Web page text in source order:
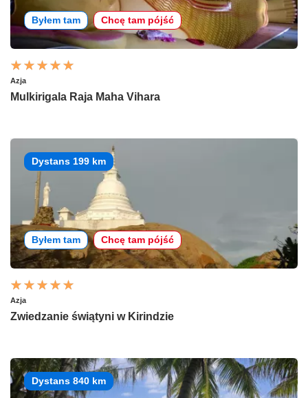
Byłem tam Chcę tam pójść
Azja
Mulkirigala Raja Maha Vihara
Dystans 199 km
Byłem tam Chcę tam pójść
Azja
Zwiedzanie świątyni w Kirindzie
Dystans 840 km